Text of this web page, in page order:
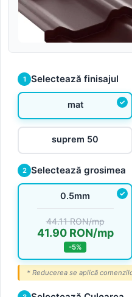
1 Selectează finisajul
mat
suprem 50
2 Selectează grosimea
0.5mm
44.11 RON/mp
41.90 RON/mp
-5%
* Reducerea se aplică